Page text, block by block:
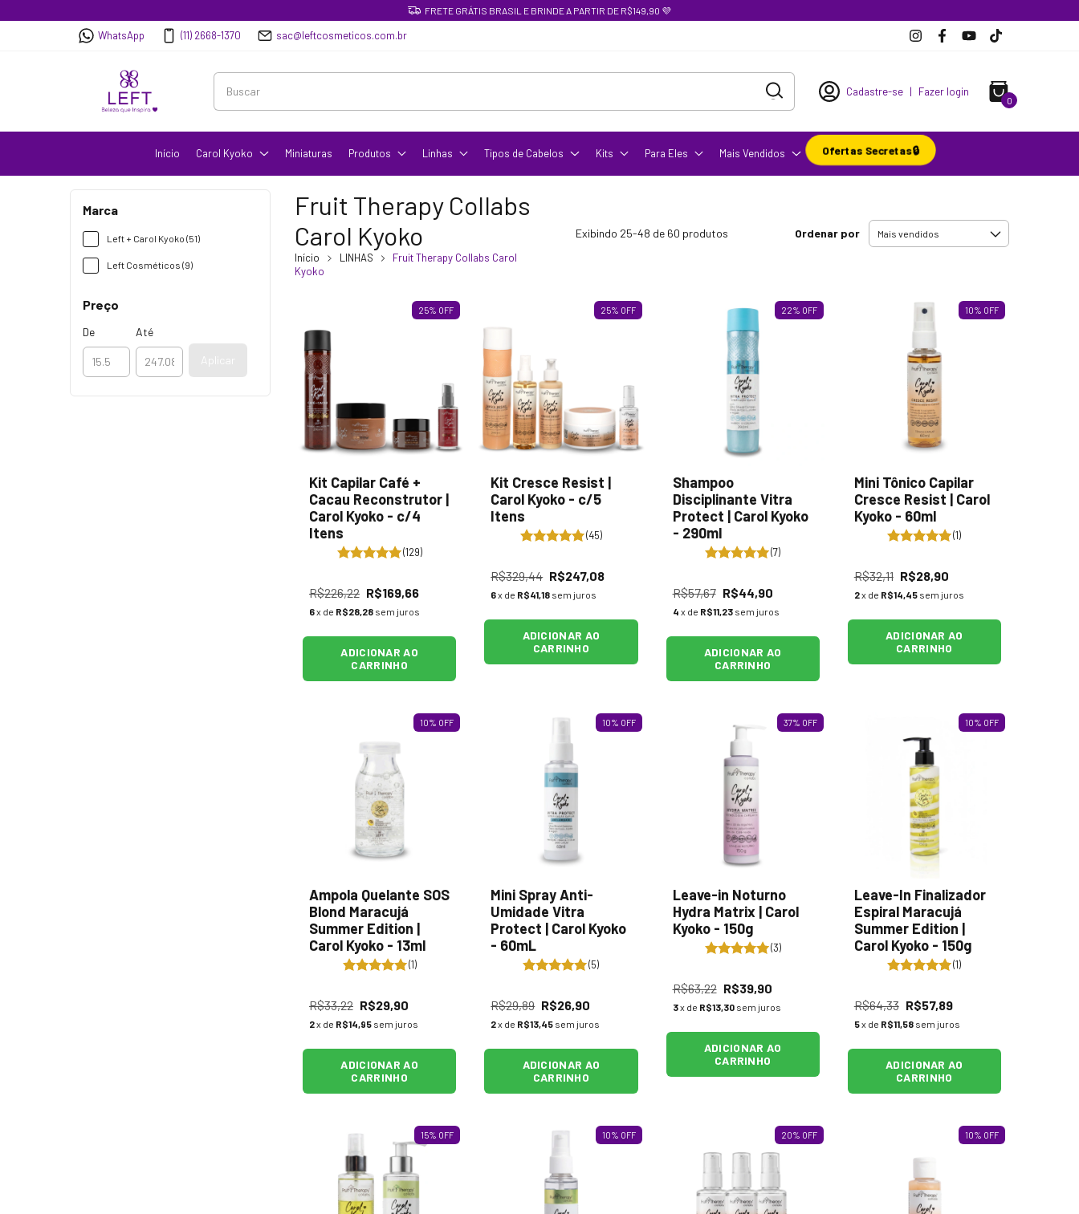
FRETE GRÁTIS BRASIL E BRINDE A PARTIR DE R$149,90 💜
WhatsApp (11) 2668-1370 sac@leftcosmeticos.com.br
Cadastre-se | Fazer login
0
Início Carol Kyoko Miniaturas Produtos Linhas Tipos de Cabelos Kits Para Eles Mais Vendidos Ofertas Secretas🔒
Marca
Left + Carol Kyoko (51)
Left Cosméticos (9)
Preço
De Até
Aplicar
Fruit Therapy Collabs
Carol Kyoko
Início LINHAS
Fruit Therapy Collabs Carol
Kyoko
Exibindo 25-48 de 60 produtos Ordenar por
25% OFF
Kit Capilar Café +
Cacau Reconstrutor |
Carol Kyoko - c/4
Itens
(129)
R$226,22 R$169,66
6x de R$28,28 sem juros
ADICIONAR AO
CARRINHO
25% OFF
Kit Cresce Resist |
Carol Kyoko - c/5
Itens
(45)
R$329,44 R$247,08
6x de R$41,18 sem juros
ADICIONAR AO
CARRINHO
22% OFF
Shampoo
Disciplinante Vitra
Protect | Carol Kyoko
- 290ml
(7)
R$57,67 R$44,90
4 x de R$11,23 sem juros
ADICIONAR AO
CARRINHO
10% OFF
Mini Tônico Capilar
Cresce Resist | Carol
Kyoko - 60ml
(1)
R$32,11 R$28,90
2x de R$14,45 sem juros
ADICIONAR AO
CARRINHO
10% OFF
Ampola Quelante SOS
Blond Maracujá
Summer Edition |
Carol Kyoko - 13ml
(1)
R$33,22 R$29,90
2x de R$14,95 sem juros
ADICIONAR AO
CARRINHO
10% OFF
Mini Spray Anti-
Umidade Vitra
Protect | Carol Kyoko
- 60mL
(5)
R$29,89 R$26,90
2x de R$13,45 sem juros
ADICIONAR AO
CARRINHO
37% OFF
Leave-in Noturno
Hydra Matrix | Carol
Kyoko - 150g
(3)
R$63,22 R$39,90
3x de R$13,30 sem juros
ADICIONAR AO
CARRINHO
10% OFF
Leave-In Finalizador
Espiral Maracujá
Summer Edition |
Carol Kyoko - 150g
(1)
R$64,33 R$57,89
5x de R$11,58 sem juros
ADICIONAR AO
CARRINHO
15% OFF 10% OFF 20% OFF 10% OFF